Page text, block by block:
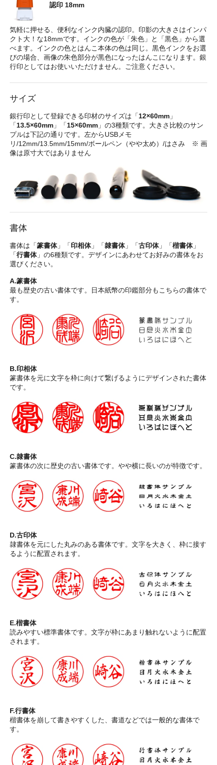
認印 18mm
気軽に押せる、便利なインク内臓の認印。印影の大きさはインパ
クト大！な18mmです。インクの色が「朱色」と「黒色」から選
べます。インクの色とはんこ本体の色は同じ。黒色インクをお選
びの場合、画像の朱色部分が黒色になったはんこになります。銀
行印としてはお使いいただけません。ご注意ください。
サイズ
銀行印として登録できる印材のサイズは「12×60mm 」
「13.5×60mm 」「15×60mm 」の3種類です。大きさ比較のサン
プルは下記の通りです。左からUSBメモ
リ/12mm/13.5mm/15mm/ボールペン（やや太め）/はさみ ※ 画
像は原寸大ではありません
書体
書体は「篆書体」「印相体」「隷書体」「古印体」「楷書体」
「行書体」の6種類です。デザインにあわせてお好みの書体をお
選びください。
A.篆書体
最も歴史の古い書体です。日本紙幣の印鑑部分もこちらの書体で
す。
B.印相体
篆書体を元に文字を枠に向けて繋げるようにデザインされた書体
です。
C.隷書体
篆書体の次に歴史の古い書体です。やや横に長いのが特徴です。
D.古印体
隷書体を元にした丸みのある書体です。文字を大きく、枠に接す
るように配置されます。
E.楷書体
読みやすい標準書体です。文字が枠にあまり触れないように配置
されます。
F.行書体
楷書体を崩して書きやすくした、書道などでは一般的な書体で
す。